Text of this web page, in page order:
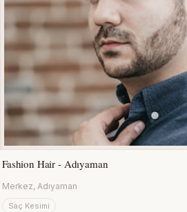
Fashion Hair - Adıyaman
Merkez, Adıyaman
Saç Kesimi